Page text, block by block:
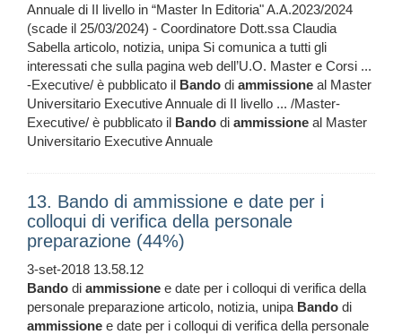
Annuale di II livello in “Master In Editoria" A.A.2023/2024
(scade il 25/03/2024) - Coordinatore Dott.ssa Claudia
Sabella articolo, notizia, unipa Si comunica a tutti gli
interessati che sulla pagina web dell’U.O. Master e Corsi ...
-Executive/ è pubblicato il Bando di ammissione al Master
Universitario Executive Annuale di II livello ... /Master-
Executive/ è pubblicato il Bando di ammissione al Master
Universitario Executive Annuale
13. Bando di ammissione e date per i
colloqui di verifica della personale
preparazione (44%)
3-set-2018 13.58.12
Bando di ammissione e date per i colloqui di verifica della
personale preparazione articolo, notizia, unipa Bando di
ammissione e date per i colloqui di verifica della personale